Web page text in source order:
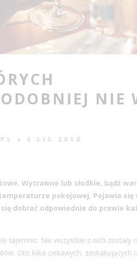
NIE
6 LIS 2016
Wytrawne lub słodkie, bądź
pokojowej. Pojawia
dobrać odpowiednie do prawie
tajemnic. Nie wszystkie z nich zostały
Oto kilka ciekawych,